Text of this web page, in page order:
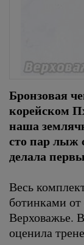
Бронзовая
корейском
наша
сто пар лыж
делала
Весь
ботинками
Верховажье.
оценила